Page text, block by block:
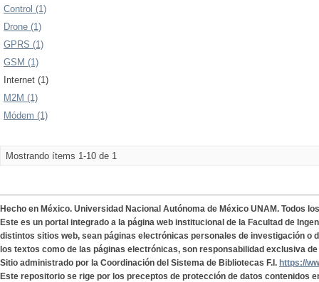
Control (1)
Drone (1)
GPRS (1)
GSM (1)
Internet (1)
M2M (1)
Módem (1)
Mostrando ítems 1-10 de 1
Hecho en México. Universidad Nacional Autónoma de México UNAM. Todos
Este es un portal integrado a la página web institucional de la Facultad de
distintos sitios web, sean páginas electrónicas personales de investigación o
los textos como de las páginas electrónicas, son responsabilidad exclusiva
Sitio administrado por la Coordinación del Sistema de Bibliotecas F.I. https://
Este repositorio se rige por los preceptos de protección de datos contenidos